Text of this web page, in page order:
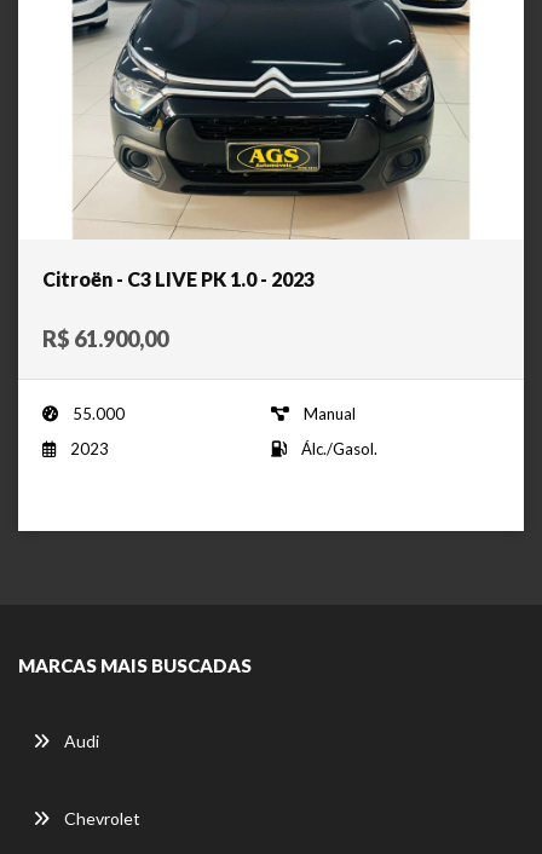
Citroën - C3 LIVE PK 1.0 - 2023
R$ 61.900,00
55.000
Manual
2023
Álc./Gasol.
MARCAS MAIS BUSCADAS
Audi
Chevrolet